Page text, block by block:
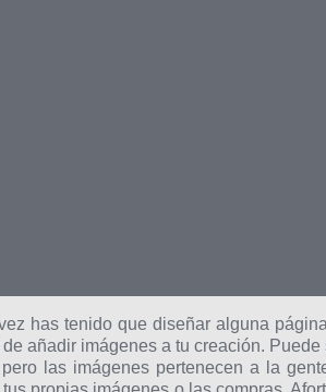
has tenido que diseñar alguna
añadir imágenes a tu creación.
pero las imágenes pertenecen a la